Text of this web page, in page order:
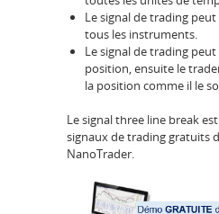
Le signal de trading
tous les instruments.
Le signal de trading
position, ensuite le
la position comme il le
Le signal three line break
signaux de trading gratuits
NanoTrader.